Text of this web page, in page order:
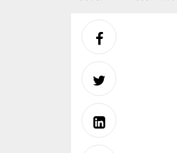
Partager
sur
Partager
sur
Partager